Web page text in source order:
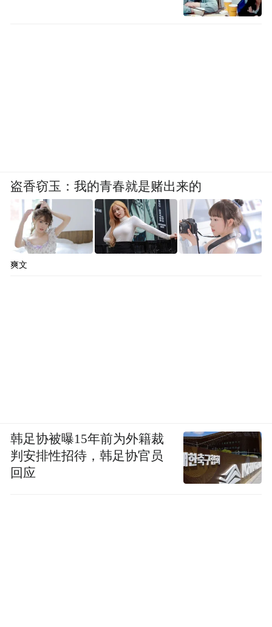
盗香窃玉：我的青春就是赌出来的
爽文
韩足协被曝15年前为外籍裁
判安排性招待，韩足协官员
回应